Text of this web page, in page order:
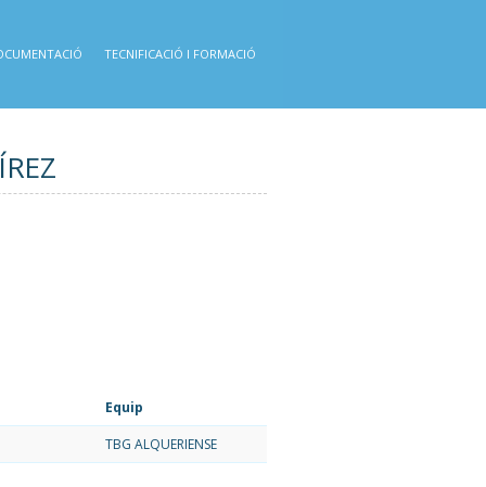
TECNIFICACIÓ I FORMACIÓ
Equip
TBG ALQUERIENSE